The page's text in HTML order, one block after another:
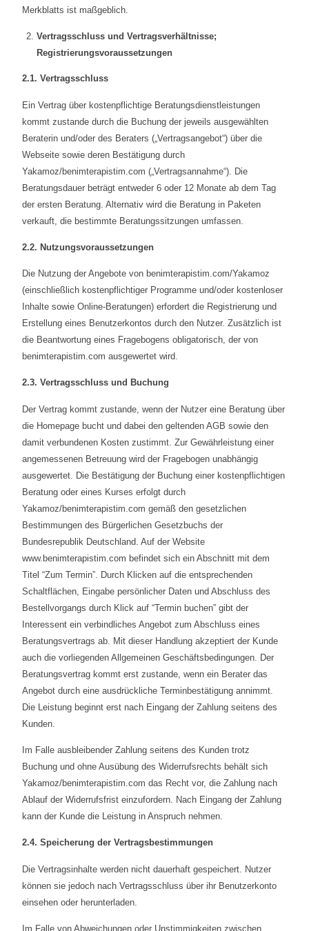
Merkblatts ist maßgeblich.
Vertragsschluss und Vertragsverhältnisse;
Registrierungsvoraussetzungen
2.1. Vertragsschluss
Ein Vertrag über kostenpflichtige Beratungsdienstleistungen
kommt zustande durch die Buchung der jeweils ausgewählten
Beraterin und/oder des Beraters („Vertragsangebot“) über die
Webseite sowie deren Bestätigung durch
Yakamoz/benimterapistim.com („Vertragsannahme“). Die
Beratungsdauer beträgt entweder 6 oder 12 Monate ab dem Tag
der ersten Beratung. Alternativ wird die Beratung in Paketen
verkauft, die bestimmte Beratungssitzungen umfassen.
2.2. Nutzungsvoraussetzungen
Die Nutzung der Angebote von benimterapistim.com/Yakamoz
(einschließlich kostenpflichtiger Programme und/oder kostenloser
Inhalte sowie Online-Beratungen) erfordert die Registrierung und
Erstellung eines Benutzerkontos durch den Nutzer. Zusätzlich ist
die Beantwortung eines Fragebogens obligatorisch, der von
benimterapistim.com ausgewertet wird.
2.3. Vertragsschluss und Buchung
Der Vertrag kommt zustande, wenn der Nutzer eine Beratung über
die Homepage bucht und dabei den geltenden AGB sowie den
damit verbundenen Kosten zustimmt. Zur Gewährleistung einer
angemessenen Betreuung wird der Fragebogen unabhängig
ausgewertet. Die Bestätigung der Buchung einer kostenpflichtigen
Beratung oder eines Kurses erfolgt durch
Yakamoz/benimterapistim.com gemäß den gesetzlichen
Bestimmungen des Bürgerlichen Gesetzbuchs der
Bundesrepublik Deutschland. Auf der Website
www.benimterapistim.com befindet sich ein Abschnitt mit dem
Titel “Zum Termin”. Durch Klicken auf die entsprechenden
Schaltflächen, Eingabe persönlicher Daten und Abschluss des
Bestellvorgangs durch Klick auf “Termin buchen” gibt der
Interessent ein verbindliches Angebot zum Abschluss eines
Beratungsvertrags ab. Mit dieser Handlung akzeptiert der Kunde
auch die vorliegenden Allgemeinen Geschäftsbedingungen. Der
Beratungsvertrag kommt erst zustande, wenn ein Berater das
Angebot durch eine ausdrückliche Terminbestätigung annimmt.
Die Leistung beginnt erst nach Eingang der Zahlung seitens des
Kunden.
Im Falle ausbleibender Zahlung seitens des Kunden trotz
Buchung und ohne Ausübung des Widerrufsrechts behält sich
Yakamoz/benimterapistim.com das Recht vor, die Zahlung nach
Ablauf der Widerrufsfrist einzufordern. Nach Eingang der Zahlung
kann der Kunde die Leistung in Anspruch nehmen.
2.4. Speicherung der Vertragsbestimmungen
Die Vertragsinhalte werden nicht dauerhaft gespeichert. Nutzer
können sie jedoch nach Vertragsschluss über ihr Benutzerkonto
einsehen oder herunterladen.
Im Falle von Abweichungen oder Unstimmigkeiten zwischen